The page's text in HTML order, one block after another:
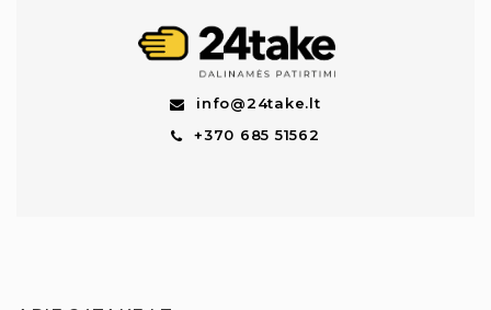
info@24take.lt
+370 685 51562